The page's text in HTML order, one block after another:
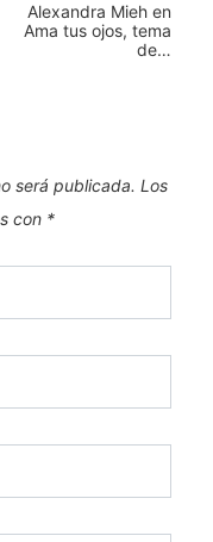
Alexandra Mieh en
Ama tus ojos, tema
de…
será publicada. Los
con *